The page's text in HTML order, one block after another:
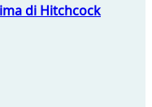
di Hitchcock